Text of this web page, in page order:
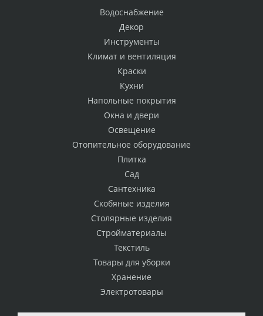
Водоснабжение
Декор
Инструменты
Климат и вентиляция
Краски
Кухни
Напольные покрытия
Окна и двери
Освещение
Отопительное оборудование
Плитка
Сад
Сантехника
Скобяные изделия
Столярные изделия
Стройматериалы
Текстиль
Товары для уборки
Хранение
Электротовары